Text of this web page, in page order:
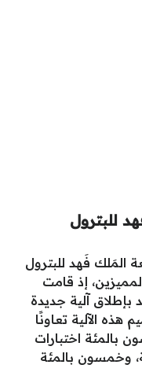
للبترول
المَلك فَهد للبترول
إذ قامت
آلية جديدة
2024، تم تصميم هذه الآلية تعاونًا
بالمئة اختبارات
وخمسون بالمئة